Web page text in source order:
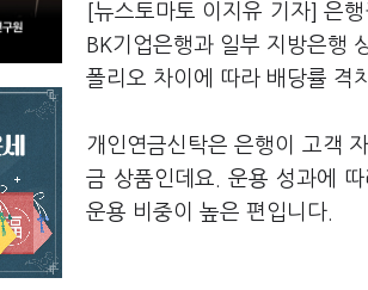
[뉴스토마토 이지유 기자] 은
BK기업은행과 일부 지방은행
폴리오 차이에 따라 배당률 격
개인연금신탁은 은행이 고객
금 상품인데요. 운용 성과에
운용 비중이 높은 편입니다.